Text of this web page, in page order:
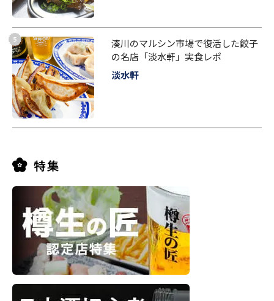
湊川のマルシン市場で復活した餃子
の名店「淡水軒」実食レポ
淡水軒